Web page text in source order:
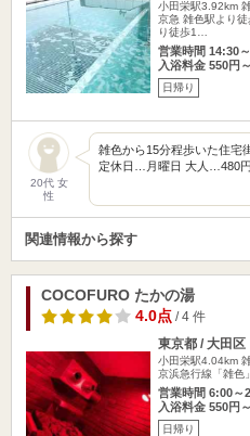
小田栄駅3.92km
京急 雑色駅より
り徒歩1…
営業時間 14:30
入浴料金 550円～
日帰り
20代 女
性
雑色から15分程歩いた住宅
定休日…月曜日 大人…480
関連情報から探す
COCOFURO たかの湯
4.0点/ 4 件
東京都 / 大田区
小田栄駅4.04km
京浜急行線「雑色
営業時間 6:00～
入浴料金 550円～
日帰り